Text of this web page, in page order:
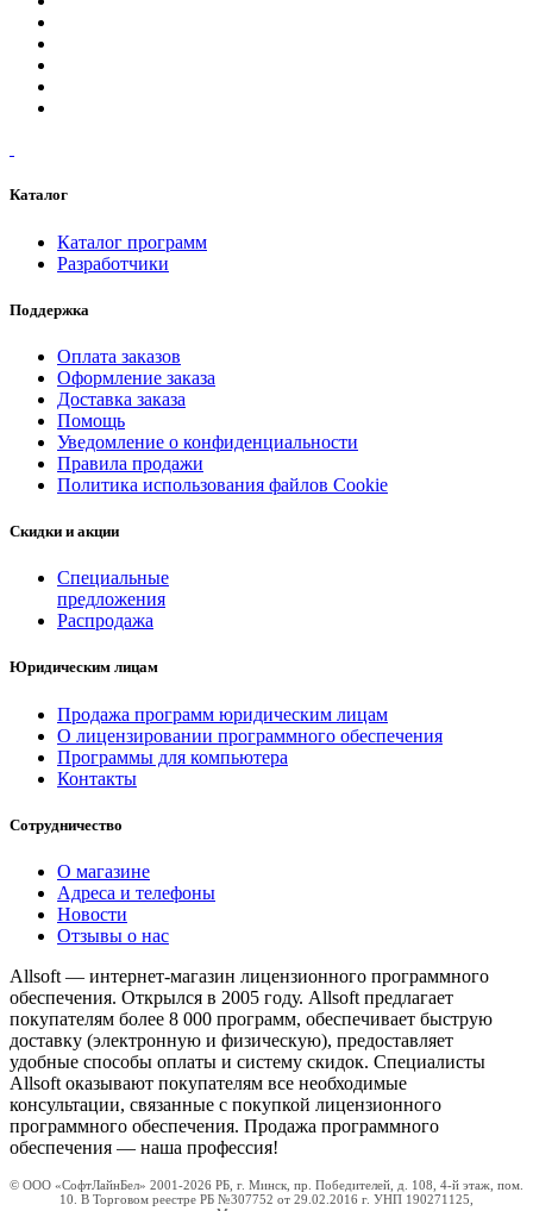
Каталог
Каталог программ
Разработчики
Поддержка
Оплата заказов
Оформление заказа
Доставка заказа
Помощь
Уведомление о конфиденциальности
Правила продажи
Политика использования файлов Cookie
Скидки и акции
Специальные
предложения
Распродажа
Юридическим лицам
Продажа программ юридическим лицам
О лицензировании программного обеспечения
Программы для компьютера
Контакты
Сотрудничество
О магазине
Адреса и телефоны
Новости
Отзывы о нас
Allsoft — интернет-магазин лицензионного программного
обеспечения. Открылся в 2005 году. Allsoft предлагает
покупателям более 8 000 программ, обеспечивает быструю
доставку (электронную и физическую), предоставляет
удобные способы оплаты и систему скидок. Специалисты
Allsoft оказывают покупателям все необходимые
консультации, связанные с покупкой лицензионного
программного обеспечения. Продажа программного
обеспечения — наша профессия!
© ООО «СофтЛайнБел» 2001-2026 РБ, г. Минск, пр. Победителей, д. 108, 4-й этаж, пом.
10. В Торговом реестре РБ №307752 от 29.02.2016 г. УНП 190271125,